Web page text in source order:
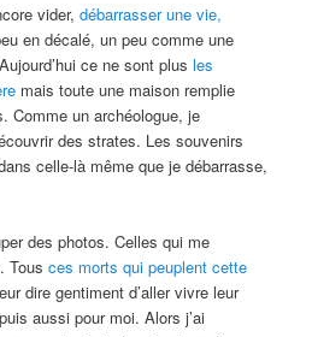
vider,débarrasser une vie,
en décalé, un peu comme une
ce ne sont plusles
mais toute une maison remplie
Comme un archéologue, je
des strates. Les souvenirs
celle-là même que je débarrasse,
des photos. Celles qui me
Tousces morts qui peuplent cette
dire gentiment d’aller vivre leur
aussi pour moi. Alors j’ai